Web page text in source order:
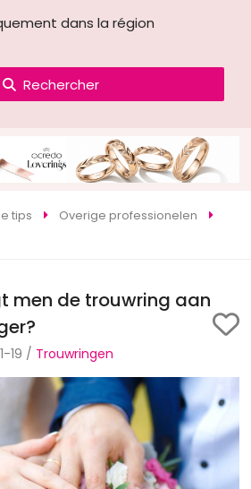
dans la région
Rechercher
tips
Overige professionelen
men de trouwring aan
19 / Trouwringen